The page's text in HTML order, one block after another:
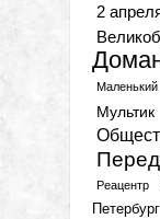
2
Маленький
Мультик
Реацентр
Петербург